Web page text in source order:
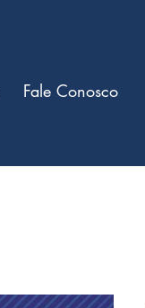
Fale Conosco